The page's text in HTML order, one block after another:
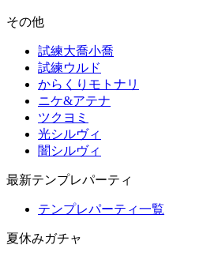
その他
試練大喬小喬
試練ウルド
からくりモトナリ
ニケ&アテナ
ツクヨミ
光シルヴィ
闇シルヴィ
最新テンプレパーティ
テンプレパーティ一覧
夏休みガチャ